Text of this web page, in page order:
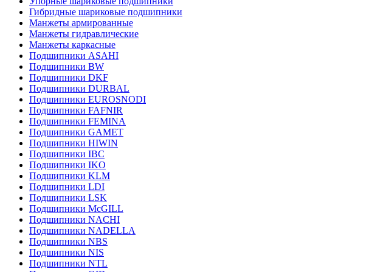
Гибридные шариковые подшипники
Манжеты армированные
Манжеты гидравлические
Манжеты каркасные
Подшипники ASAHI
Подшипники BW
Подшипники DKF
Подшипники DURBAL
Подшипники EUROSNODI
Подшипники FAFNIR
Подшипники FEMINA
Подшипники GAMET
Подшипники HIWIN
Подшипники IBC
Подшипники IKO
Подшипники KLM
Подшипники LDI
Подшипники LSK
Подшипники McGILL
Подшипники NACHI
Подшипники NADELLA
Подшипники NBS
Подшипники NIS
Подшипники NTL